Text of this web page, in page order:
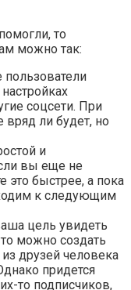
то
можно так:
пользователи
соцсети. При
ли будет, но
и
вы еще не
это быстрее, а пока
к следующим
цель увидеть
можно создать
друзей человека
придется
то подписчиков,